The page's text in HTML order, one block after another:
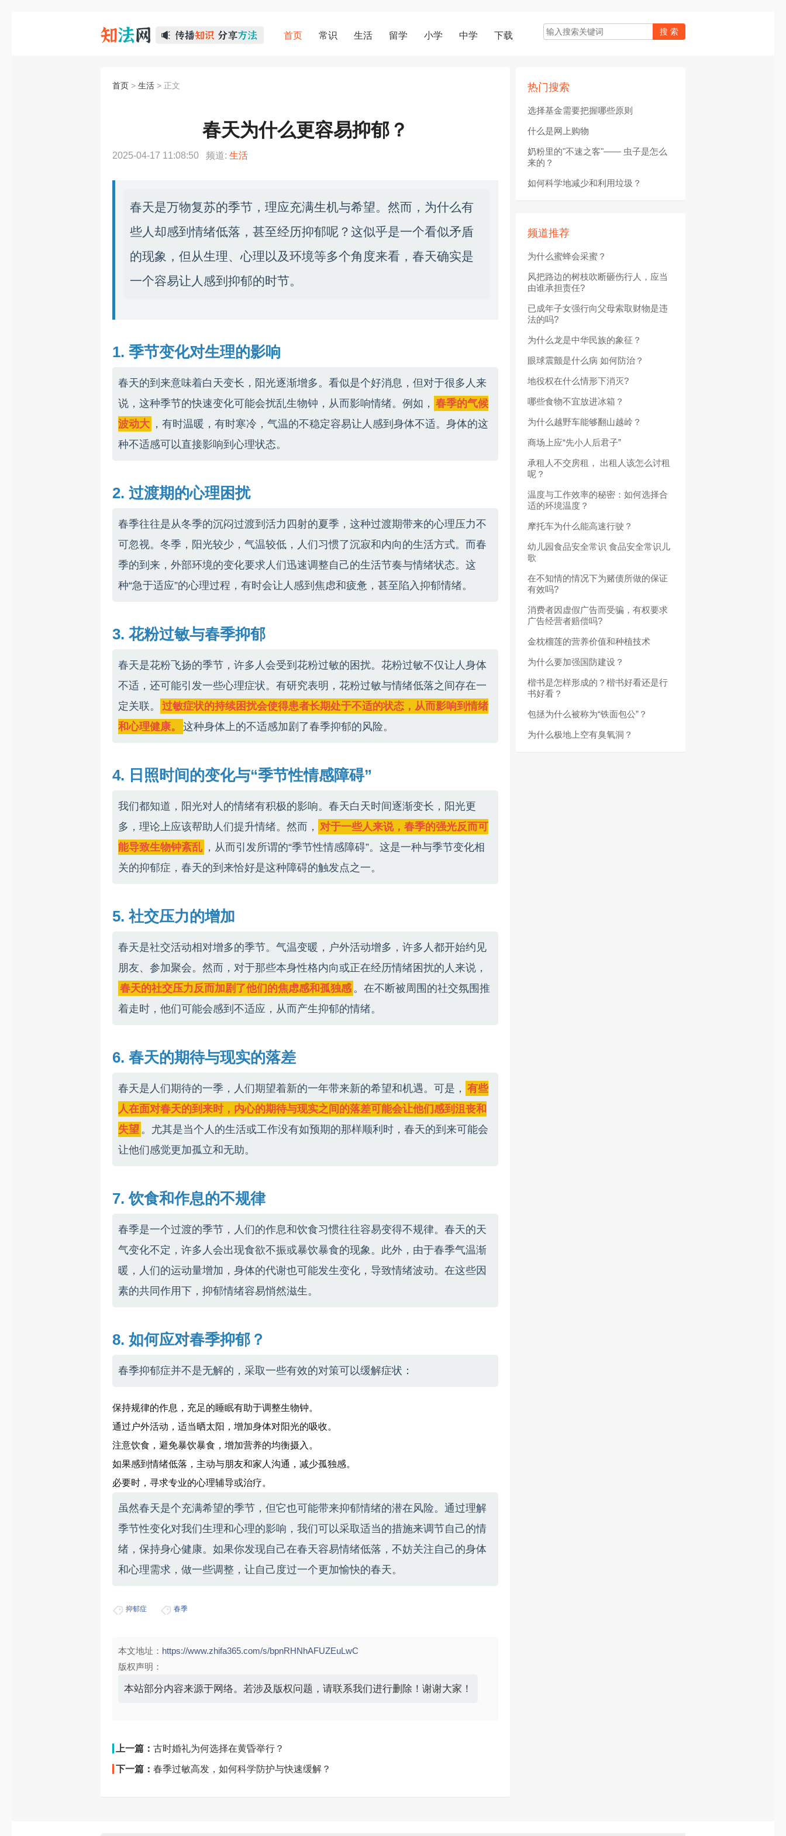
首页 常识 生活 留学 小学 中学 下载
首页 > 生活 > 正文
春天为什么更容易抑郁？
2025-04-17 11:08:50 频道: 生活
春天是万物复苏的季节，理应充满生机与希望。然而，为什么有
些人却感到情绪低落，甚至经历抑郁呢？这似乎是一个看似矛盾
的现象，但从生理、心理以及环境等多个角度来看，春天确实是
一个容易让人感到抑郁的时节。
1. 季节变化对生理的影响
春天的到来意味着白天变长，阳光逐渐增多。看似是个好消息，但对于很多人来
说，这种季节的快速变化可能会扰乱生物钟，从而影响情绪。例如， 春季的气候
波动大 ，有时温暖，有时寒冷，气温的不稳定容易让人感到身体不适。身体的这
种不适感可以直接影响到心理状态。
2. 过渡期的心理困扰
春季往往是从冬季的沉闷过渡到活力四射的夏季，这种过渡期带来的心理压力不
可忽视。冬季，阳光较少，气温较低，人们习惯了沉寂和内向的生活方式。而春
季的到来，外部环境的变化要求人们迅速调整自己的生活节奏与情绪状态。这
种“急于适应”的心理过程，有时会让人感到焦虑和疲惫，甚至陷入抑郁情绪。
3. 花粉过敏与春季抑郁
春天是花粉飞扬的季节，许多人会受到花粉过敏的困扰。花粉过敏不仅让人身体
不适，还可能引发一些心理症状。有研究表明，花粉过敏与情绪低落之间存在一
定关联。
过敏症状的持续困扰会使得患者长期处于不适的状态，从而影响到情绪
和心理健康。
这种身体上的不适感加剧了春季抑郁的风险。
4. 日照时间的变化与“季节性情感障碍”
我们都知道，阳光对人的情绪有积极的影响。春天白天时间逐渐变长，阳光更
多，理论上应该帮助人们提升情绪。然而， 对于一些人来说，春季的强光反而可
能导致生物钟紊乱 ，从而引发所谓的“季节性情感障碍”。这是一种与季节变化相
关的抑郁症，春天的到来恰好是这种障碍的触发点之一。
5. 社交压力的增加
春天是社交活动相对增多的季节。气温变暖，户外活动增多，许多人都开始约见
朋友、参加聚会。然而，对于那些本身性格内向或正在经历情绪困扰的人来说，
春天的社交压力反而加剧了他们的焦虑感和孤独感 。在不断被周围的社交氛围推
着走时，他们可能会感到不适应，从而产生抑郁的情绪。
6. 春天的期待与现实的落差
春天是人们期待的一季，人们期望着新的一年带来新的希望和机遇。可是， 有些
人在面对春天的到来时，内心的期待与现实之间的落差可能会让他们感到沮丧和
失望 。尤其是当个人的生活或工作没有如预期的那样顺利时，春天的到来可能会
让他们感觉更加孤立和无助。
7. 饮食和作息的不规律
春季是一个过渡的季节，人们的作息和饮食习惯往往容易变得不规律。春天的天
气变化不定，许多人会出现食欲不振或暴饮暴食的现象。此外，由于春季气温渐
暖，人们的运动量增加，身体的代谢也可能发生变化，导致情绪波动。在这些因
素的共同作用下，抑郁情绪容易悄然滋生。
8. 如何应对春季抑郁？
春季抑郁症并不是无解的，采取一些有效的对策可以缓解症状：
保持规律的作息，充足的睡眠有助于调整生物钟。
通过户外活动，适当晒太阳，增加身体对阳光的吸收。
注意饮食，避免暴饮暴食，增加营养的均衡摄入。
如果感到情绪低落，主动与朋友和家人沟通，减少孤独感。
必要时，寻求专业的心理辅导或治疗。
虽然春天是个充满希望的季节，但它也可能带来抑郁情绪的潜在风险。通过理解
季节性变化对我们生理和心理的影响，我们可以采取适当的措施来调节自己的情
绪，保持身心健康。如果你发现自己在春天容易情绪低落，不妨关注自己的身体
和心理需求，做一些调整，让自己度过一个更加愉快的春天。
抑郁症 春季
本文地址： https://www.zhifa365.com/s/bpnRHNhAFUZEuLwC
版权声明：
本站部分内容来源于网络。若涉及版权问题，请联系我们进行删除！谢谢大家！
上一篇： 古时婚礼为何选择在黄昏举行？
下一篇： 春季过敏高发，如何科学防护与快速缓解？
热门搜索
选择基金需要把握哪些原则
什么是网上购物
奶粉里的"不速之客"—— 虫子是怎么
来的？
如何科学地减少和利用垃圾？
频道推荐
为什么蜜蜂会采蜜？
风把路边的树枝吹断砸伤行人，应当
由谁承担责任?
已成年子女强行向父母索取财物是违
法的吗?
为什么龙是中华民族的象征？
眼球震颤是什么病 如何防治？
地役权在什么情形下消灭?
哪些食物不宜放进冰箱？
为什么越野车能够翻山越岭？
商场上应“先小人后君子”
承租人不交房租， 出租人该怎么讨租
呢？
温度与工作效率的秘密：如何选择合
适的环境温度？
摩托车为什么能高速行驶？
幼儿园食品安全常识 食品安全常识儿
歌
在不知情的情况下为赌债所做的保证
有效吗?
消费者因虚假广告而受骗，有权要求
广告经营者赔偿吗?
金枕榴莲的营养价值和种植技术
为什么要加强国防建设？
楷书是怎样形成的？楷书好看还是行
书好看？
包拯为什么被称为“铁面包公”？
为什么极地上空有臭氧洞？